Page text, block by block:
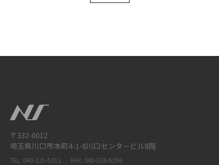
〒332-0012
埼玉県川口市本町4-1-8川口センタ－ビル8階
TEL: 048-225-5311
FAX: 048-226-5356